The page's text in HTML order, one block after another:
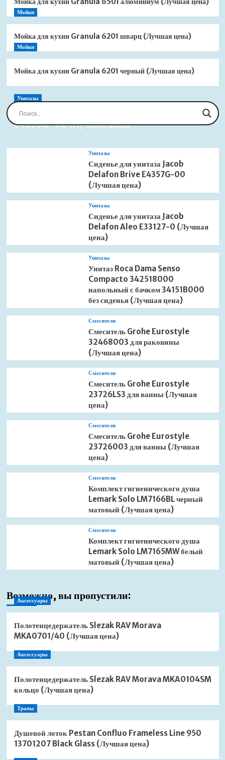
Мойки
Мойка для кухни Granula 6201 шварц (Лучшая цена)
Мойки
Мойка для кухни Granula 6201 черный (Лучшая цена)
Унитазы
Сиденье для унитаза Jacob Delafon Brive
E4359G-00 (Лучшая цена)
Унитазы
Сиденье для унитаза Jacob
Delafon Brive E4357G-00
(Лучшая цена)
Унитазы
Сиденье для унитаза Jacob
Delafon Aleo E33127-0 (Лучшая
цена)
Унитазы
Унитаз Roca Dama Senso
Compacto 342518000
напольный с бачком 34151B000
без сиденья (Лучшая цена)
Смесители
Смеситель Grohe Eurostyle
32468003 для раковины
(Лучшая цена)
Смесители
Смеситель Grohe Eurostyle
23726LS3 для ванны (Лучшая
цена)
Смесители
Смеситель Grohe Eurostyle
23726003 для ванны (Лучшая
цена)
Смесители
Комплект гигиенического душа
Lemark Solo LM7166BL черный
матовый (Лучшая цена)
Смесители
Комплект гигиенического душа
Lemark Solo LM7165MW белый
матовый (Лучшая цена)
Возможно, вы пропустили:
Аксессуары
Полотенцедержатель Slezak RAV Morava
MKA0701/40 (Лучшая цена)
Аксессуары
Полотенцедержатель Slezak RAV Morava MKA0104SM
кольцо (Лучшая цена)
Трапы
Душевой лоток Pestan Confluo Frameless Line 950
13701207 Black Glass (Лучшая цена)